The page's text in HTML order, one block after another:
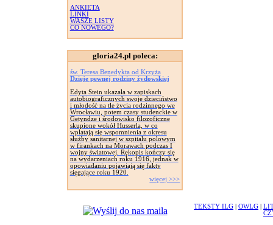
ANKIETA
LINKI
WASZE LISTY
CO NOWEGO?
gloria24.pl poleca:
św. Teresa Benedykta od Krzyża
Dzieje pewnej rodziny żydowskiej
Edyta Stein ukazała w zapiskach
autobiograficznych swoje dzieciństwo
i młodość na tle życia rodzinnego we
Wrocławiu, potem czasy studenckie w
Getyndze i środowisko filozoficzne
skupione wokół Husserla, w co
wplatają się wspomnienia z okresu
służby sanitarnej w szpitalu polowym
w firankach na Morawach podczas I
wojny światowej. Rękopis kończy się
na wydarzeniach roku 1916, jednak w
opowiadaniu pojawiają się fakty
sięgające roku 1920.
więcej >>>
TEKSTY ILG OWLG